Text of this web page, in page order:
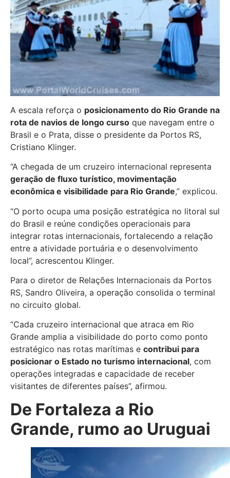
A escala reforça o posicionamento do Rio Grande na
rota de navios de longo curso que navegam entre o
Brasil e o Prata, disse o presidente da Portos RS,
Cristiano Klinger.
“A chegada de um cruzeiro internacional representa
geração de fluxo turístico, movimentação
econômica e visibilidade para Rio Grande,” explicou.
“O porto ocupa uma posição estratégica no litoral sul
do Brasil e reúne condições operacionais para
integrar rotas internacionais, fortalecendo a relação
entre a atividade portuária e o desenvolvimento
local”, acrescentou Klinger.
Para o diretor de Relações Internacionais da Portos
RS, Sandro Oliveira, a operação consolida o terminal
no circuito global.
“Cada cruzeiro internacional que atraca em Rio
Grande amplia a visibilidade do porto como ponto
estratégico nas rotas marítimas e contribui para
posicionar o Estado no turismo internacional, com
operações integradas e capacidade de receber
visitantes de diferentes países”, afirmou.
De Fortaleza a Rio
Grande, rumo ao Uruguai